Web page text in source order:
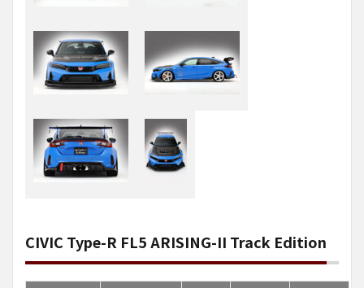
CIVIC Type-R FL5 ARISING-II Track Edition